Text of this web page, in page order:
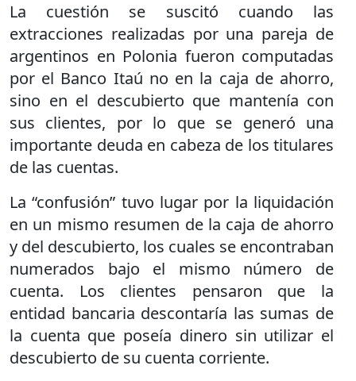
La cuestión se suscitó cuando las
extracciones realizadas por una pareja de
argentinos en Polonia fueron computadas
por el Banco Itaú no en la caja de ahorro,
sino en el descubierto que mantenía con
sus clientes, por lo que se generó una
importante deuda en cabeza de los titulares
de las cuentas.
La “confusión” tuvo lugar por la liquidación
en un mismo resumen de la caja de ahorro
y del descubierto, los cuales se encontraban
numerados bajo el mismo número de
cuenta. Los clientes pensaron que la
entidad bancaria descontaría las sumas de
la cuenta que poseía dinero sin utilizar el
descubierto de su cuenta corriente.